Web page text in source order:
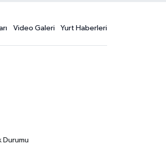
Video Galeri Yurt Haberleri
Durumu